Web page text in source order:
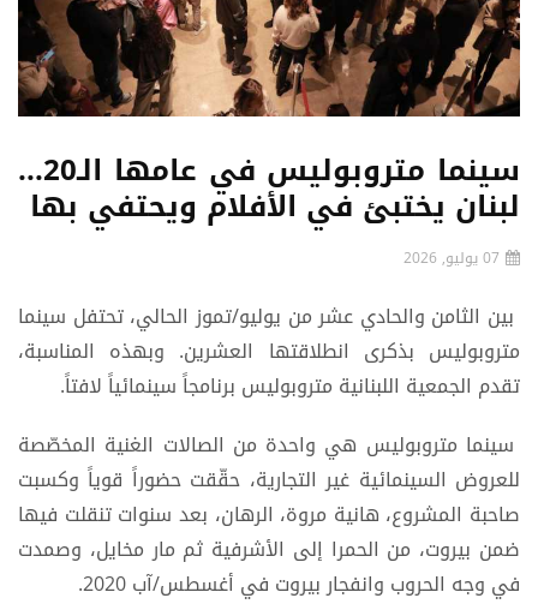
سينما متروبوليس في عامها الـ20...
لبنان يختبئ في الأفلام ويحتفي بها
07 يوليو, 2026
بين الثامن والحادي عشر من يوليو/تموز الحالي، تحتفل سينما
متروبوليس بذكرى انطلاقتها العشرين. وبهذه المناسبة،
تقدم الجمعية اللبنانية متروبوليس برنامجاً سينمائياً لافتاً.
سينما متروبوليس هي واحدة من الصالات الغنية المخصّصة
للعروض السينمائية غير التجارية، حقّقت حضوراً قوياً وكسبت
صاحبة المشروع، هانية مروة، الرهان، بعد سنوات تنقلت فيها
ضمن بيروت، من الحمرا إلى الأشرفية ثم مار مخايل، وصمدت
في وجه الحروب وانفجار بيروت في أغسطس/آب 2020.